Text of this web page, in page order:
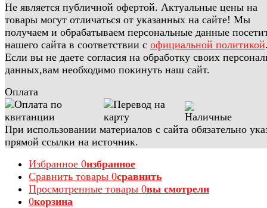
Не является публичной офертой. Актуальные цены на
товары могут отличаться от указанных на сайте! Мы
получаем и обрабатываем персональные данные
нашего сайта в соответствии с официальной политикой
Если вы не даете согласия на обработку своих
данных,вам необходимо покинуть наш сайт.
Оплата
При использовании материалов с сайта обязательно
прямой ссылки на источник.
Избранное 0избранное
Сравнить товары 0сравнить
Просмотренные товары 0вы смотрели
0корзина